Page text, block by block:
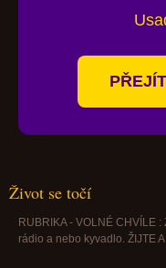
Život se točí
RUBRIKA - VOLNÉ CHVÍLE
rádio a nebo kyvadlo. ŽIJTE